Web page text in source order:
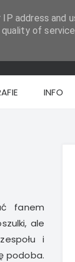
INFO
fanem
ale
i
podoba.
address and
of